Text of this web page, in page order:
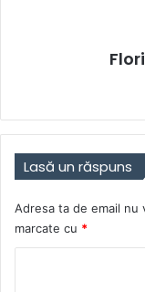
Lasă un răspuns
Adresa ta de email nu
marcate cu *